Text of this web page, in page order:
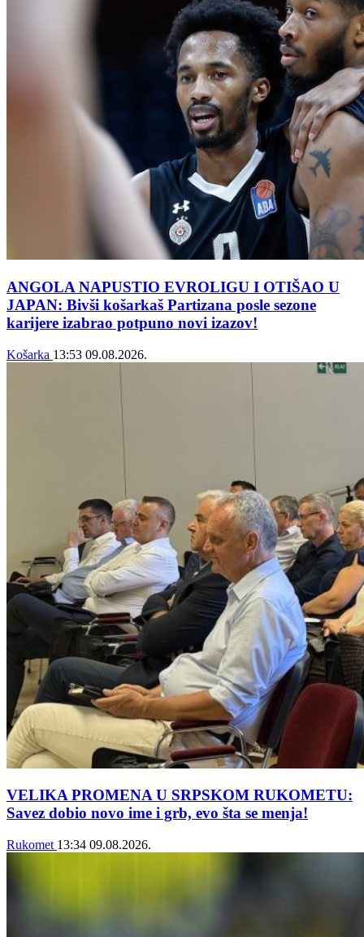
ANGOLA NAPUSTIO EVROLIGU I OTIŠAO U
JAPAN: Bivši košarkaš Partizana posle sezone
karijere izabrao potpuno novi izazov!
Košarka 13:53 09.08.2026.
VELIKA PROMENA U SRPSKOM RUKOMETU:
Savez dobio novo ime i grb, evo šta se menja!
Rukomet 13:34 09.08.2026.